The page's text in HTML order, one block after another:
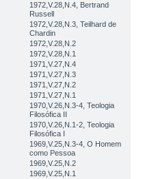
1972,V.28,N.4, Bertrand
Russell
1972,V.28,N.3, Teilhard de
Chardin
1972,V.28,N.2
1972,V.28,N.1
1971,V.27,N.4
1971,V.27,N.3
1971,V.27,N.2
1971,V.27,N.1
1970,V.26,N.3-4, Teologia
Filosófica II
1970,V.26,N.1-2, Teologia
Filosófica I
1969,V.25,N.3-4, O Homem
como Pessoa
1969,V.25,N.2
1969,V.25,N.1